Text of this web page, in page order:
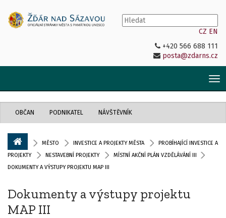
CZ EN
+420 566 688 111
posta@zdarns.cz
OBČAN PODNIKATEL NÁVŠTĚVNÍK
MĚSTO INVESTICE A PROJEKTY MĚSTA
PROBÍHAJÍCÍ INVESTICE A
PROJEKTY
NESTAVEBNÍ PROJEKTY
MÍSTNÍ AKČNÍ PLÁN VZDĚLÁVÁNÍ III
DOKUMENTY A VÝSTUPY PROJEKTU MAP III
Dokumenty a výstupy projektu
MAP III